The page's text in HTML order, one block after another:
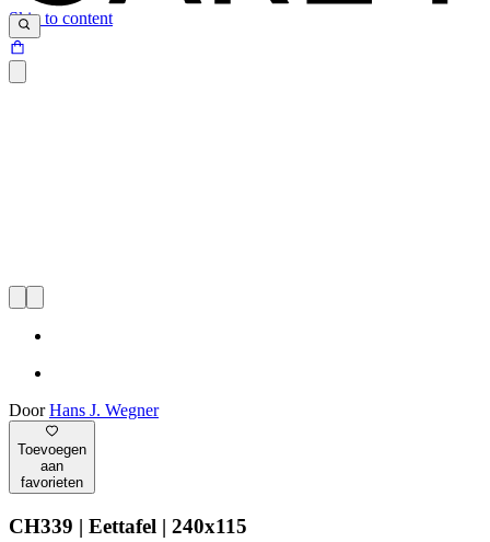
Skip to content
DoorHans J. Wegner
Toevoegen
aan
favorieten
CH339 | Eettafel | 240x115